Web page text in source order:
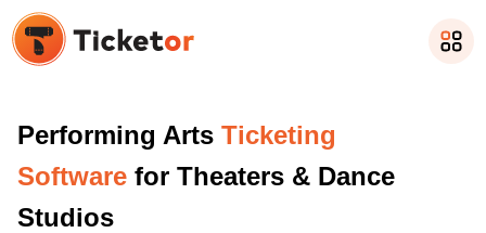
Performing Arts Ticketing
Software for Theaters & Dance
Studios